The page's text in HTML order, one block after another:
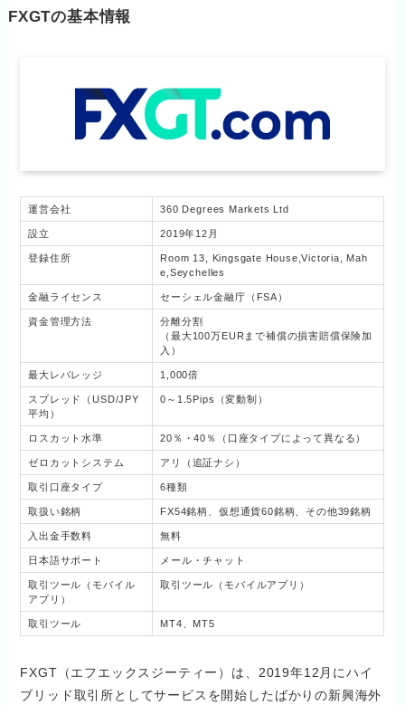
FXGTの基本情報
運営会社 360 Degrees Markets Ltd
設立 2019年12月
登録住所
Room 13, Kingsgate House,Victoria, Mah
e,Seychelles
金融ライセンス セーシェル金融庁（FSA）
資金管理方法
分離分割
（最大100万EURまで補償の損害賠償保険加
入）
最大レバレッジ 1,000倍
スプレッド（USD/JPY
平均）
0～1.5Pips（変動制）
ロスカット水準 20％・40％（口座タイプによって異なる）
ゼロカットシステム アリ（追証ナシ）
取引口座タイプ 6種類
取扱い銘柄 FX54銘柄、仮想通貨60銘柄、その他39銘柄
入出金手数料 無料
日本語サポート メール・チャット
取引ツール（モバイル
アプリ）
取引ツール（モバイルアプリ）
取引ツール MT4、MT5
FXGT（エフエックスジーティー）は、2019年12月にハイ
ブリッド取引所としてサービスを開始したばかりの新興海外